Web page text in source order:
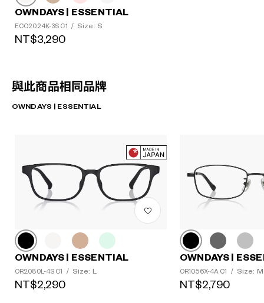
OWNDAYS | ESSENTIAL
ECO2024K-3S C1 / Size: S
NT$3,290
與此商品相同品牌
OWNDAYS | ESSENTIAL
OWNDAYS | ESSENTIAL
OR2080L-4S C1 / Size: L
NT$2,290
OWNDAYS |
OR1056X-4A C1 / Size: M
NT$2,790